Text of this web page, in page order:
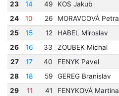
23
14 49 KOS Jakub
24
10 26 MORAVCOVÁ Petra
25
15 12 HABEL Miroslav
26
16 33 ZOUBEK Michal
27
17 40 FENYK Pavel
28
18 59 GEREG Branislav
29
11 41 FENYKOVÁ Martina